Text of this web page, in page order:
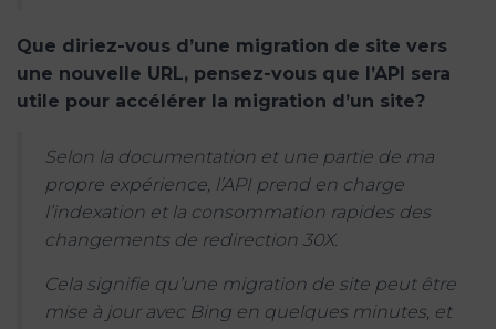
Que diriez-vous d’une migration de site vers
une nouvelle URL, pensez-vous que l’API sera
utile pour accélérer la migration d’un site?
Selon la documentation et une partie de ma
propre expérience, l’API prend en charge
l’indexation et la consommation rapides des
changements de redirection 30X.
Cela signifie qu’une migration de site peut être
mise à jour avec Bing en quelques minutes, et